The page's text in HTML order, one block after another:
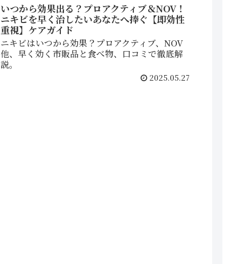
いつから効果出る？プロアクティブ＆NOV！
ニキビを早く治したいあなたへ捧ぐ【即効性
重視】ケアガイド
ニキビはいつから効果？プロアクティブ、NOV
他、早く効く市販品と食べ物、口コミで徹底解
説。
2025.05.27